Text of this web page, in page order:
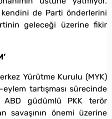
de Parti önderlerini
geleceği üzerine fikir
Yürütme Kurulu (MYK)
tartışması sürecinde
ABD güdümlü PKK terör
savaşının önemi üzerine